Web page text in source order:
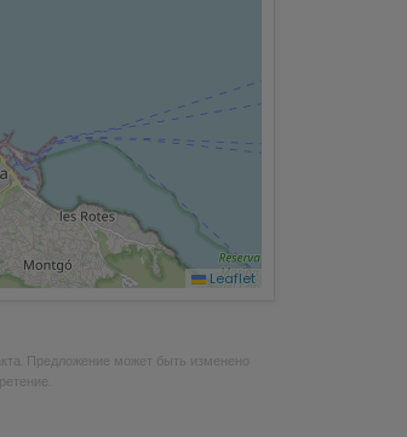
Leaflet
Предложение может быть изменено